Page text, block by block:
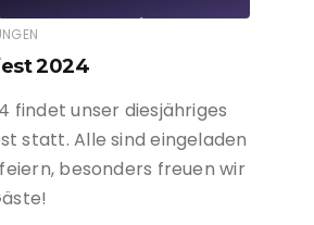
2024
findet unser diesjähriges
statt. Alle sind eingeladen
besonders freuen wir